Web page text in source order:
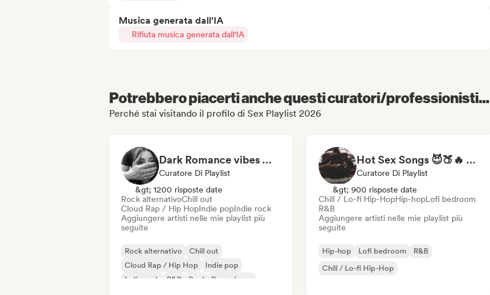
Musica generata dall'IA
Rifiuta musica generata dall'IA
Potrebbero piacerti anche questi curatori/professionisti...
Perché stai visitando il profilo di Sex Playlist 2026
Dark Romance vibes 🕸️🍷
Curatore Di Playlist
&gt; 1200 risposte date
Rock alternativoChill out
Cloud Rap / Hip HopIndie popIndie rock
Aggiungere artisti nelle mie playlist più
seguite
Rock alternativo
Chill out
Cloud Rap / Hip Hop
Indie pop
Indie rock
R&B Soul Pop urbano
Hot Sex Songs 😈🍑🔥 Bedroom Playlist
Curatore Di Playlist
&gt; 900 risposte date
Chill / Lo-fi Hip-HopHip-hopLofi bedroom
R&B
Aggiungere artisti nelle mie playlist più
seguite
Hip-hop Lofi bedroom
R&B
Chill / Lo-fi Hip-Hop